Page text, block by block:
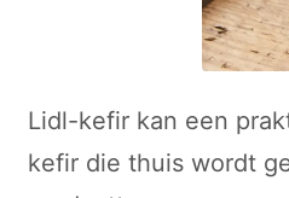
Lidl-kefir kan een
kefir die thuis wordt